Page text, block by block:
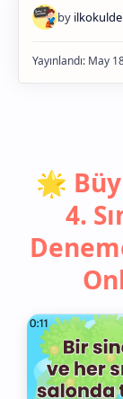
Eğitim
🌟
4.